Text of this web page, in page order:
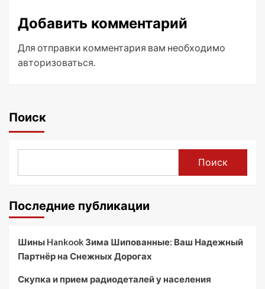
Добавить комментарий
Для отправки комментария вам необходимо
авторизоваться
Поиск
Поиск
Последние публикации
Шины Hankook Зима Шипованные: Ваш Надежный
Партнёр на Снежных Дорогах
Скупка и прием радиодеталей у населения